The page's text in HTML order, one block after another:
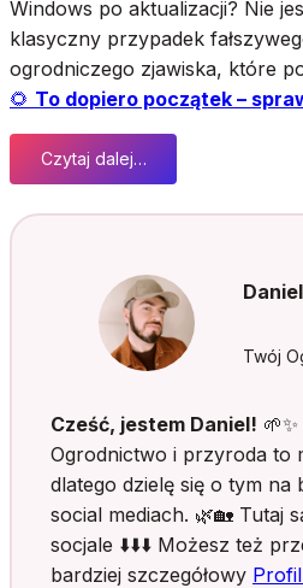
Windows po aktualizacji? Nie
klasyczny przypadek
ogrodniczego zjawiska, które
🌻 To dopiero początek –
Czytaj dalej…
y
t
a
r
t
r
o
Daniel
Twój
Cześć, jestem Daniel! 🌱✨
Ogrodnictwo i przyroda to
dlatego dzielę się o tym na
social mediach. 🌿🏡 Tutaj
socjale ⬇️⬇️⬇️ Możesz też
bardziej szczegółowy